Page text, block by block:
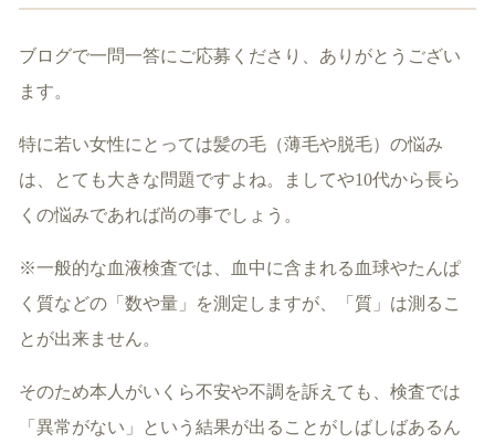
ブログで一問一答にご応募くださり、ありがとうござい
ます。
特に若い女性にとっては髪の毛（薄毛や脱毛）の悩み
は、とても大きな問題ですよね。ましてや10代から長ら
くの悩みであれば尚の事でしょう。
※一般的な血液検査では、血中に含まれる血球やたんぱ
く質などの「数や量」を測定しますが、「質」は測るこ
とが出来ません。
そのため本人がいくら不安や不調を訴えても、検査では
「異常がない」という結果が出ることがしばしばあるん